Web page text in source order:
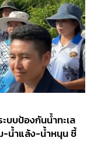
บบป้องกันน้ำทะเล
-น้ำแล้ง-น้ำหนุน ชี้